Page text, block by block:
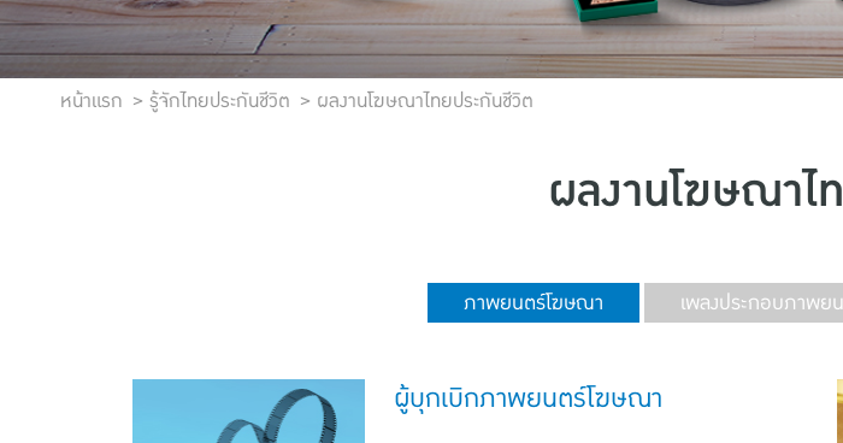
หน้าแรก รู้จักไทยประกันชีวิต ผลงานโฆษณาไทยประกันชีวิต
ผลงานโฆษณาไ
ภาพยนตร์โฆษณา เพลงประกอบภาพย
ผู้บุกเบิกภาพยนตร์โฆษณา